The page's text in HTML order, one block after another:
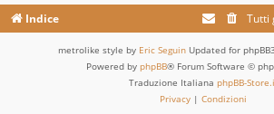
Indice Tutti
metrolike style by Eric Seguin Updated for
Powered by phpBB® Forum Software ©
Traduzione Italiana phpBB-
Privacy | Condizioni